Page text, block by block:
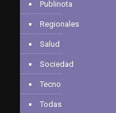
Publinota
Regionales
Salud
Sociedad
Tecno
Todas